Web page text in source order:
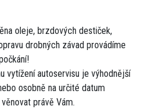
oleje, brzdových destiček,
drobných závad provádíme
vytížení autoservisu je výhodnější
osobně na určité datum
právě Vám.